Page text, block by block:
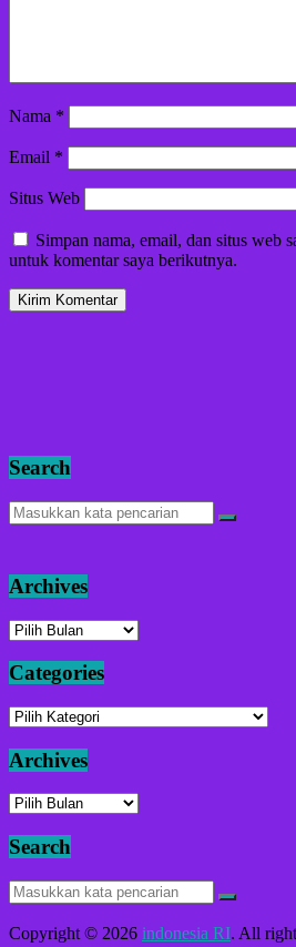
Nama *
Email *
Situs Web
Simpan nama, email, dan situs web
untuk komentar saya berikutnya.
Search
Archives
Archives
Categories
Categories
Archives
Archives
Search
Copyright © 2026 indonesia RI. All